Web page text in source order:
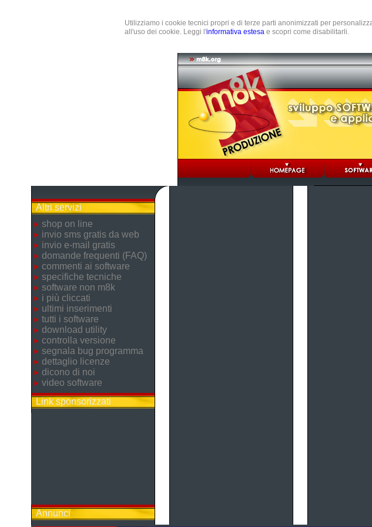
Utilizziamo i cookie tecnici propri e di terze parti anonimizzati per
all'uso dei cookie. Leggi l'informativa estesa e scopri come disabilitarli.
Altri servizi
shop on line
invio sms gratis da web
invio e-mail gratis
domande frequenti (FAQ)
commenti ai software
specifiche tecniche
software non m8k
i più cliccati
ultimi inserimenti
tutti i software
download utility
controlla versione
segnala bug programma
dettaglio licenze
dicono di noi
video software
Link sponsorizzati
Annunci